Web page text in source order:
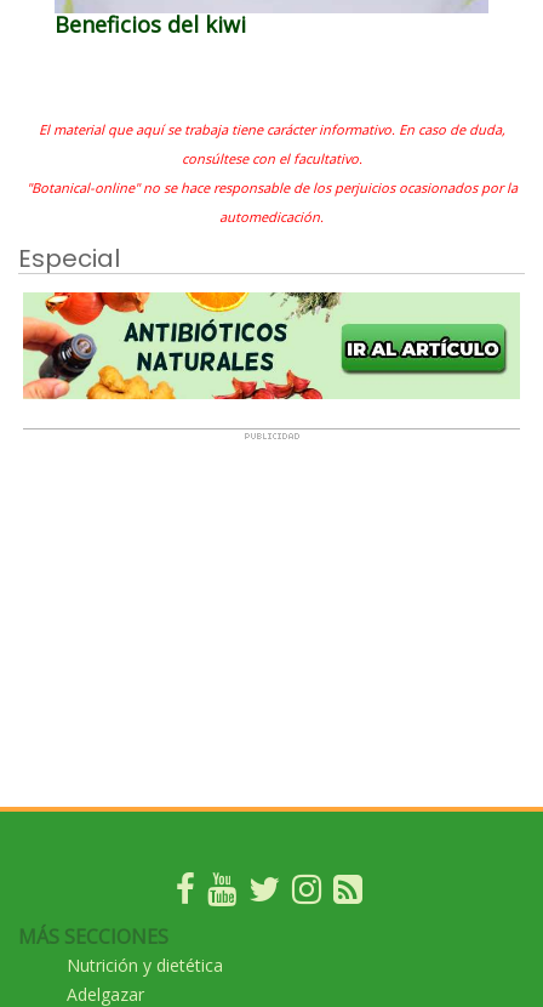
Beneficios del kiwi
El material que aquí se trabaja tiene carácter informativo. En caso de duda,
consúltese con el facultativo.
"Botanical-online" no se hace responsable de los perjuicios ocasionados por la
automedicación.
Especial
MÁS SECCIONES
Nutrición y dietética
Adelgazar